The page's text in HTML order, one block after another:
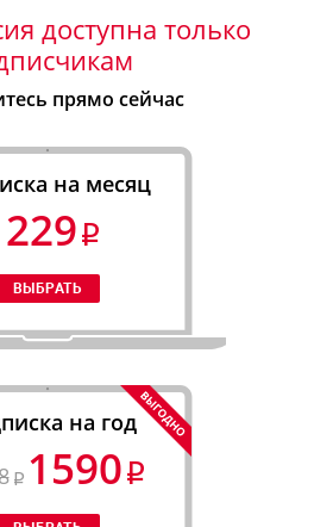
доступна только
прямо сейчас
на месяц
229
на год
1590